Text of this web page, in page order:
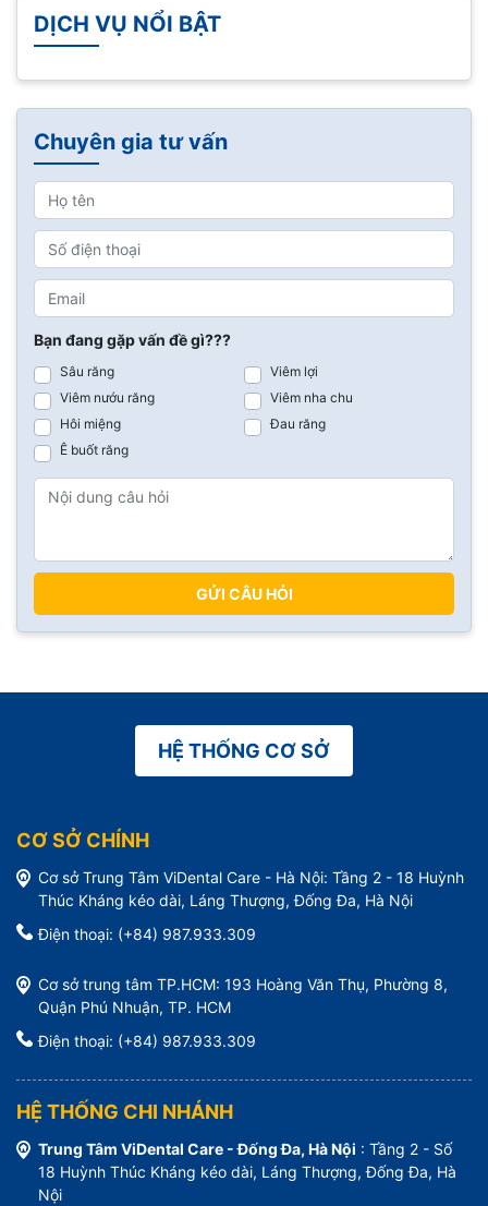
DỊCH VỤ NỔI BẬT
Chuyên gia tư vấn
Bạn đang gặp vấn đề gì???
Sâu răng
Viêm lợi
Viêm nướu răng
Viêm nha chu
Hôi miệng
Đau răng
Ê buốt răng
GỬI CÂU HỎI
HỆ THỐNG CƠ SỞ
CƠ SỞ CHÍNH
Cơ sở Trung Tâm ViDental Care - Hà Nội: Tầng 2 - 18 Huỳnh
Thúc Kháng kéo dài, Láng Thượng, Đống Đa, Hà Nội
Điện thoại: (+84) 987.933.309
Cơ sở trung tâm TP.HCM: 193 Hoàng Văn Thụ, Phường 8,
Quận Phú Nhuận, TP. HCM
Điện thoại: (+84) 987.933.309
HỆ THỐNG CHI NHÁNH
Trung Tâm ViDental Care - Đống Đa, Hà Nội : Tầng 2 - Số
18 Huỳnh Thúc Kháng kéo dài, Láng Thượng, Đống Đa, Hà
Nội